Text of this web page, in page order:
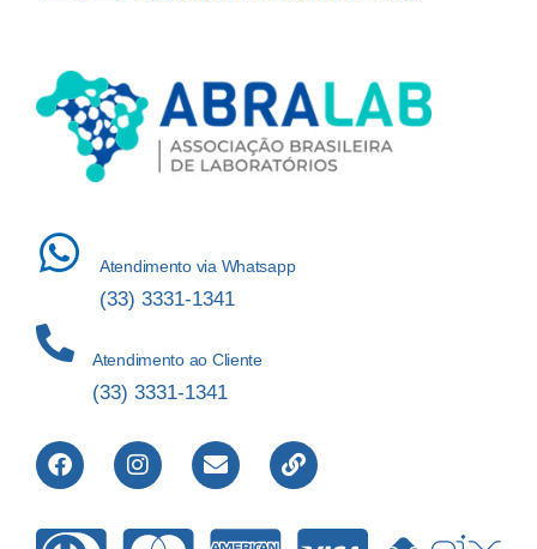
Atendimento via Whatsapp
(33) 3331-1341
Atendimento ao Cliente
(33) 3331-1341